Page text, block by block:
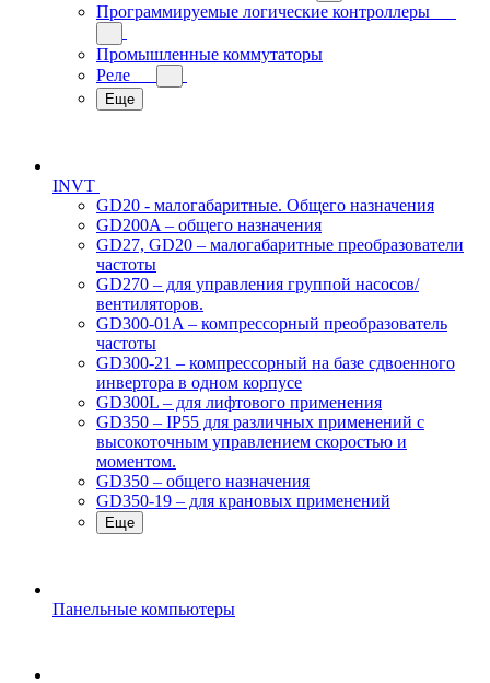
Программируемые логические контроллеры
Промышленные коммутаторы
Реле
Еще
INVT
GD20 - малогабаритные. Общего назначения
GD200A – общего назначения
GD27, GD20 – малогабаритные преобразователи
частоты
GD270 – для управления группой насосов/
вентиляторов.
GD300-01A – компрессорный преобразователь
частоты
GD300-21 – компрессорный на базе сдвоенного
инвертора в одном корпусе
GD300L – для лифтового применения
GD350 – IP55 для различных применений с
высокоточным управлением скоростью и
моментом.
GD350 – общего назначения
GD350-19 – для крановых применений
Еще
Панельные компьютеры